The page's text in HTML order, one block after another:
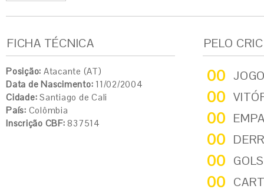
FICHA TÉCNICA
Posição: Atacante (AT)
Data de Nascimento: 11/02/2004
Cidade: Santiago de Cali
País: Colômbia
Inscrição CBF: 837514
PELO
00
00
00
00
00
00